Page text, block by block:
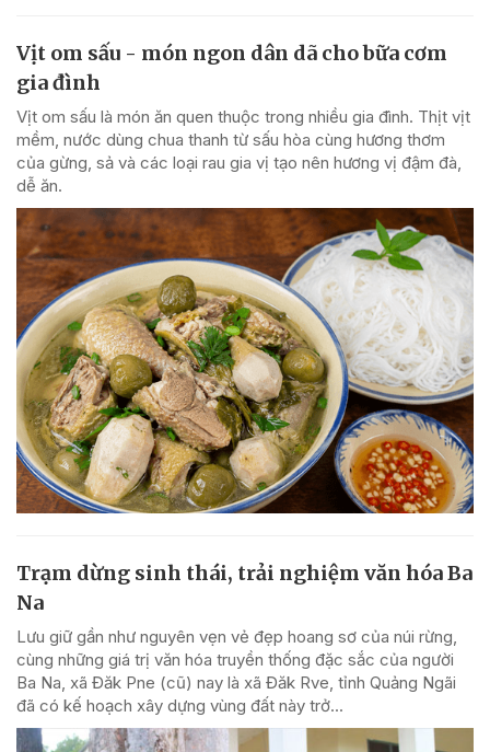
Vịt om sấu - món ngon dân dã cho bữa cơm
gia đình
Vịt om sấu là món ăn quen thuộc trong nhiều gia đình. Thịt vịt
mềm, nước dùng chua thanh từ sấu hòa cùng hương thơm
của gừng, sả và các loại rau gia vị tạo nên hương vị đậm đà,
dễ ăn.
Trạm dừng sinh thái, trải nghiệm văn hóa Ba
Na
Lưu giữ gần như nguyên vẹn vẻ đẹp hoang sơ của núi rừng,
cùng những giá trị văn hóa truyền thống đặc sắc của người
Ba Na, xã Đăk Pne (cũ) nay là xã Đăk Rve, tỉnh Quảng Ngãi
đã có kế hoạch xây dựng vùng đất này trở...